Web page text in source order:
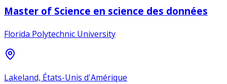
Master of Science en science des données
Florida Polytechnic University
Lakeland, États-Unis d'Amérique